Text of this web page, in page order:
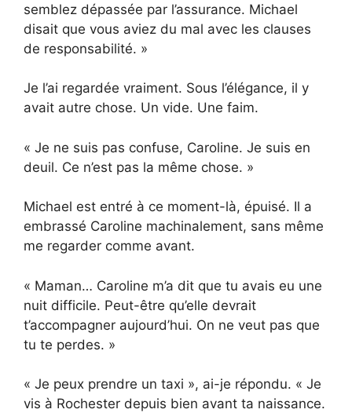
semblez dépassée par l’assurance. Michael
disait que vous aviez du mal avec les clauses
de responsabilité. »
Je l’ai regardée vraiment. Sous l’élégance, il y
avait autre chose. Un vide. Une faim.
« Je ne suis pas confuse, Caroline. Je suis en
deuil. Ce n’est pas la même chose. »
Michael est entré à ce moment-là, épuisé. Il a
embrassé Caroline machinalement, sans même
me regarder comme avant.
« Maman… Caroline m’a dit que tu avais eu une
nuit difficile. Peut-être qu’elle devrait
t’accompagner aujourd’hui. On ne veut pas que
tu te perdes. »
« Je peux prendre un taxi », ai-je répondu. « Je
vis à Rochester depuis bien avant ta naissance.